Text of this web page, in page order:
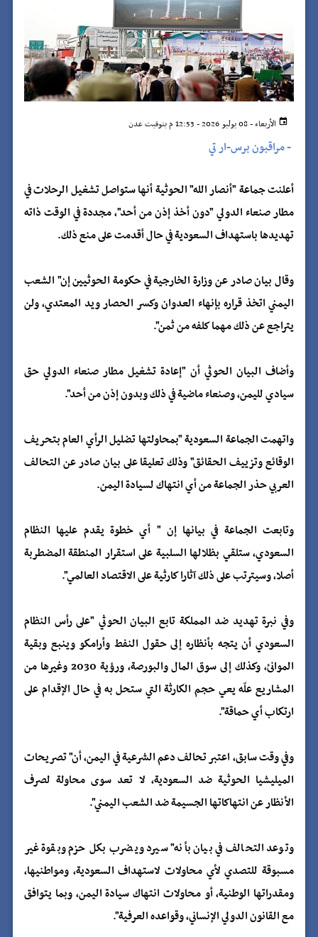
الأربعاء - 08 يوليو 2026 - 12:53 م بتوقيت عدن
-مراقبون برس-ار تي
أعلنت جماعة "أنصار الله" الحوثية أنها ستواصل تشغيل الرحلات في
مطار صنعاء الدولي "دون أخذ إذن من أحد"، مجددة في الوقت ذاته
تهديدها باستهداف السعودية في حال أقدمت على منع ذلك.
وقال بيان صادر عن وزارة الخارجية في حكومة الحوثيين إن" الشعب
اليمني اتخذ قراره بإنهاء العدوان وكسر الحصار ويد المعتدي، ولن
يتراجع عن ذلك مهما كلفه من ثمن".
وأضاف البيان الحوثي أن "إعادة تشغيل مطار صنعاء الدولي حق
سيادي لليمن، وصنعاء ماضية في ذلك وبدون إذن من أحد".
واتهمت الجماعة السعودية "بمحاولتها تضليل الرأي العام بتحريف
الوقائع وتزييف الحقائق" وذلك تعليقا على بيان صادر عن التحالف
العربي حذر الجماعة من أي انتهاك لسيادة اليمن.
وتابعت الجماعة في بيانها إن " أي خطوة يقدم عليها النظام
السعودي، ستلقي بظلالها السلبية على استقرار المنطقة المضطربة
أصلا، وسيترتب على ذلك آثارا كارثية على الاقتصاد العالمي".
وفي نبرة تهديد ضد المملكة تابع البيان الحوثي "على رأس النظام
السعودي أن يتجه بأنظاره إلى حقول النفط وأرامكو وينبع وبقية
الموانئ، وكذلك إلى سوق المال والبورصة، ورؤية 2030 وغيرها من
المشاريع علّه يعي حجم الكارثة التي ستحل به في حال الإقدام على
ارتكاب أي حماقة".
وفي وقت سابق، اعتبر تحالف دعم الشرعية في اليمن، أن" تصريحات
الميليشيا الحوثية ضد السعودية، لا تعد سوى محاولة لصرف
الأنظار عن انتهاكاتها الجسيمة ضد الشعب اليمني".
وتوعد التحالف في بيان بأنه" سيرد ويضرب بكل حزم وبقوة غير
مسبوقة للتصدي لأي محاولات لاستهداف السعودية، ومواطنيها،
ومقدراتها الوطنية، أو محاولات انتهاك سيادة اليمن، وبما يتوافق
مع القانون الدولي الإنساني، وقواعده العرفية".